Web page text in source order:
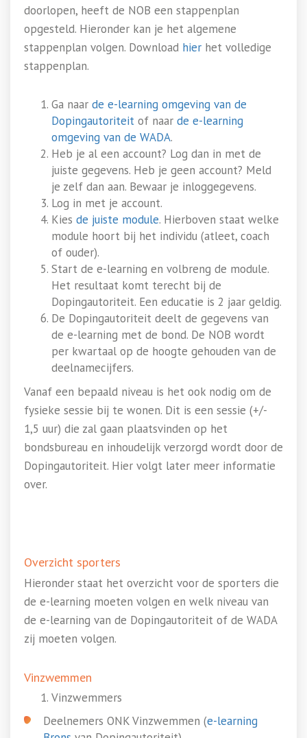
doorlopen, heeft de NOB een stappenplan
opgesteld. Hieronder kan je het algemene
stappenplan volgen. Download hier het volledige
stappenplan.
Ga naar de e-learning omgeving van de
Dopingautoriteit of naar de e-learning
omgeving van de WADA.
Heb je al een account? Log dan in met de
juiste gegevens. Heb je geen account? Meld
je zelf dan aan. Bewaar je inloggegevens.
Log in met je account.
Kies de juiste module. Hierboven staat welke
module hoort bij het individu (atleet, coach
of ouder).
Start de e-learning en volbreng de module.
Het resultaat komt terecht bij de
Dopingautoriteit. Een educatie is 2 jaar geldig.
De Dopingautoriteit deelt de gegevens van
de e-learning met de bond. De NOB wordt
per kwartaal op de hoogte gehouden van de
deelnamecijfers.
Vanaf een bepaald niveau is het ook nodig om de
fysieke sessie bij te wonen. Dit is een sessie (+/-
1,5 uur) die zal gaan plaatsvinden op het
bondsbureau en inhoudelijk verzorgd wordt door de
Dopingautoriteit. Hier volgt later meer informatie
over.
Overzicht sporters
Hieronder staat het overzicht voor de sporters die
de e-learning moeten volgen en welk niveau van
de e-learning van de Dopingautoriteit of de WADA
zij moeten volgen.
Vinzwemmen
Vinzwemmers
Deelnemers ONK Vinzwemmen (e-learning